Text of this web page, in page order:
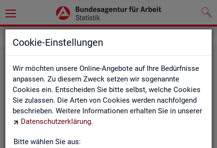
Cookie-Einstellungen
Wir möchten unsere Online-Angebote auf Ihre Bedürfnisse
anpassen. Zu diesem Zweck setzen wir sogenannte
Cookies ein. Entscheiden Sie bitte selbst, welche Cookies
Sie zulassen. Die Arten von Cookies werden nachfolgend
beschrieben. Weitere Informationen erhalten Sie in unserer
Datenschutzerklärung.
Bitte wählen Sie aus: